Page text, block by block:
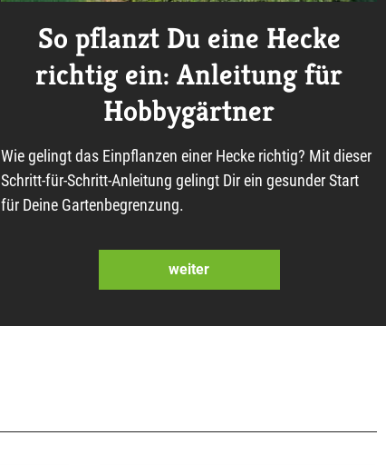
So pflanzt Du eine Hecke
richtig ein: Anleitung für
Hobbygärtner
Wie gelingt das Einpflanzen einer Hecke richtig? Mit dieser
Schritt-für-Schritt-Anleitung gelingt Dir ein gesunder Start
für Deine Gartenbegrenzung.
weiter